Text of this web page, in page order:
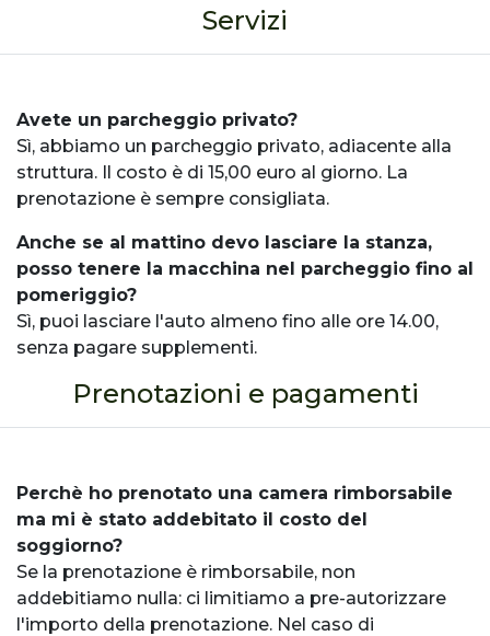
Servizi
Avete un parcheggio privato?
Sì, abbiamo un parcheggio privato, adiacente alla
struttura. Il costo è di 15,00 euro al giorno. La
prenotazione è sempre consigliata.
Anche se al mattino devo lasciare la stanza,
posso tenere la macchina nel parcheggio fino al
pomeriggio?
Sì, puoi lasciare l'auto almeno fino alle ore 14.00,
senza pagare supplementi.
Prenotazioni e pagamenti
Perchè ho prenotato una camera rimborsabile
ma mi è stato addebitato il costo del
soggiorno?
Se la prenotazione è rimborsabile, non
addebitiamo nulla: ci limitiamo a pre-autorizzare
l'importo della prenotazione. Nel caso di